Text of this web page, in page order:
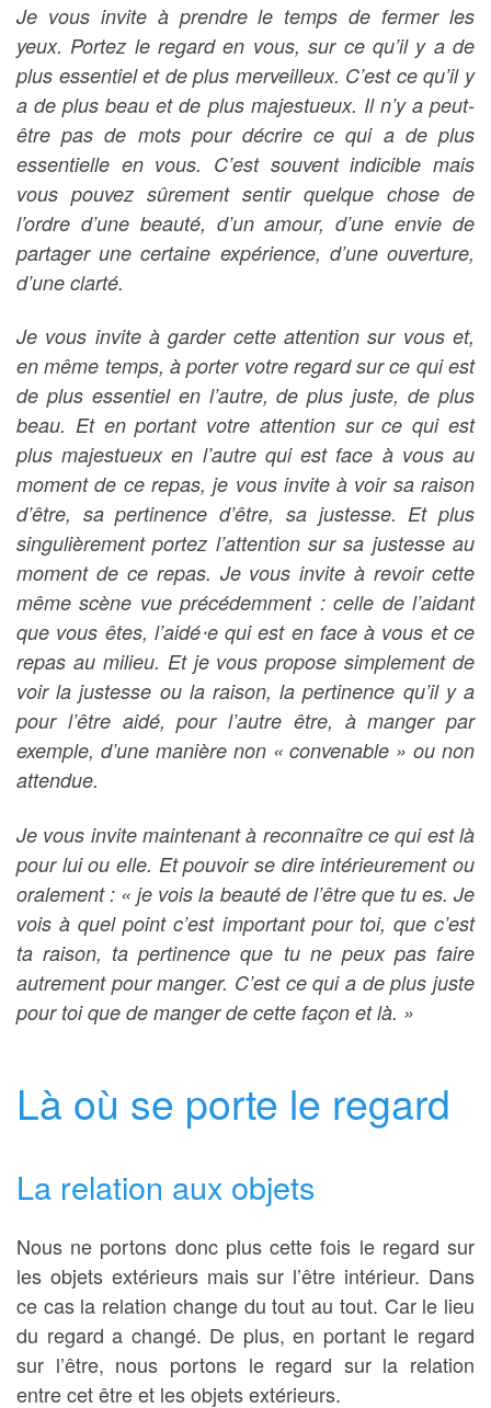
Je vous invite à prendre le temps de fermer les
yeux. Portez le regard en vous, sur ce qu’il y a de
plus essentiel et de plus merveilleux. C’est ce qu’il y
a de plus beau et de plus majestueux. Il n’y a peut-
être pas de mots pour décrire ce qui a de plus
essentielle en vous. C’est souvent indicible mais
vous pouvez sûrement sentir quelque chose de
l’ordre d’une beauté, d’un amour, d’une envie de
partager une certaine expérience, d’une ouverture,
d’une clarté.
Je vous invite à garder cette attention sur vous et,
en même temps, à porter votre regard sur ce qui est
de plus essentiel en l’autre, de plus juste, de plus
beau. Et en portant votre attention sur ce qui est
plus majestueux en l’autre qui est face à vous au
moment de ce repas, je vous invite à voir sa raison
d’être, sa pertinence d’être, sa justesse. Et plus
singulièrement portez l’attention sur sa justesse au
moment de ce repas. Je vous invite à revoir cette
même scène vue précédemment : celle de l’aidant
que vous êtes, l’aidé⋅e qui est en face à vous et ce
repas au milieu. Et je vous propose simplement de
voir la justesse ou la raison, la pertinence qu’il y a
pour l’être aidé, pour l’autre être, à manger par
exemple, d’une manière non « convenable » ou non
attendue.
Je vous invite maintenant à reconnaître ce qui est là
pour lui ou elle. Et pouvoir se dire intérieurement ou
oralement : « je vois la beauté de l’être que tu es. Je
vois à quel point c’est important pour toi, que c’est
ta raison, ta pertinence que tu ne peux pas faire
autrement pour manger. C’est ce qui a de plus juste
pour toi que de manger de cette façon et là. »
Là où se porte le regard
La relation aux objets
Nous ne portons donc plus cette fois le regard sur
les objets extérieurs mais sur l’être intérieur. Dans
ce cas la relation change du tout au tout. Car le lieu
du regard a changé. De plus, en portant le regard
sur l’être, nous portons le regard sur la relation
entre cet être et les objets extérieurs.